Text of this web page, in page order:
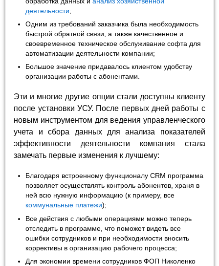
деятельности;
Одним из требований заказчика была необходимость
быстрой обратной связи, а также качественное и
своевременное техническое обслуживание софта для
автоматизации деятельности компании;
Большое значение придавалось клиентом удобству
организации работы с абонентами.
Эти и многие другие опции стали доступны клиенту
после установки УСУ. После первых дней работы с
новым инструментом для ведения управленческого
учета и сбора данных для анализа показателей
эффективности деятельности компания стала
замечать первые изменения к лучшему:
Благодаря встроенному функционалу CRM программа
позволяет осуществлять контроль абонентов, храня в
ней всю нужную информацию (к примеру, все
коммунальные платежи);
Все действия с любыми операциями можно теперь
отследить в программе, что поможет видеть все
ошибки сотрудников и при необходимости вносить
коррективы в организацию рабочего процесса;
Для экономии времени сотрудников ФОП Николенко